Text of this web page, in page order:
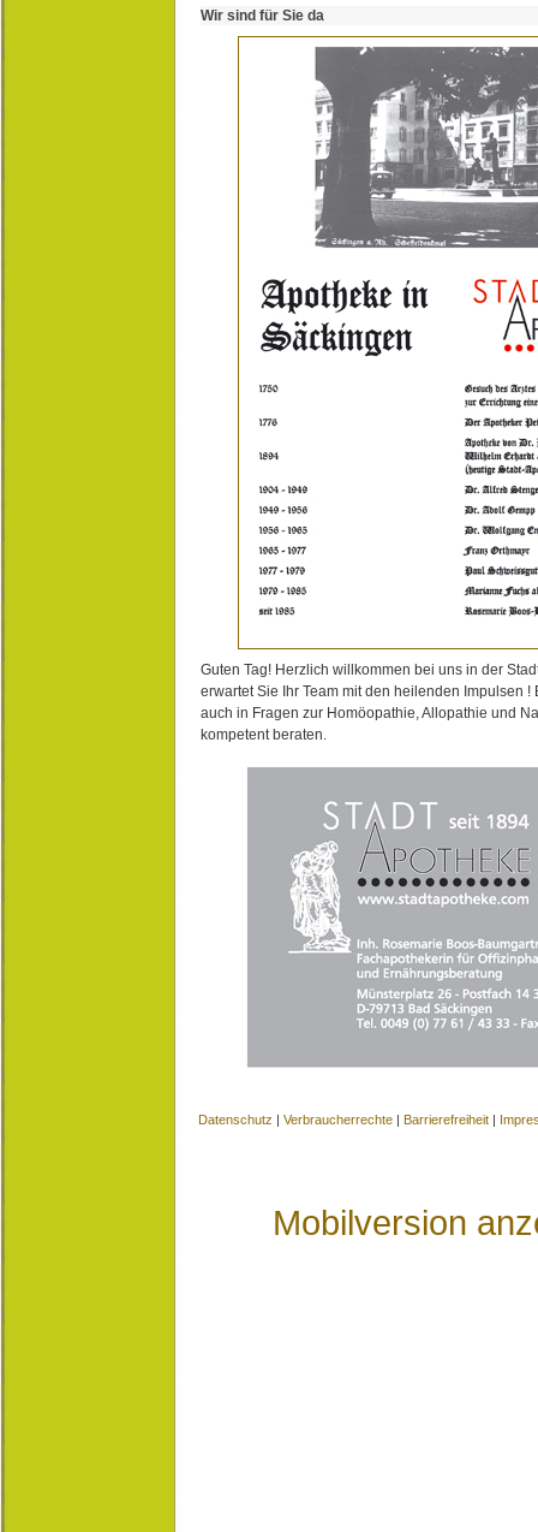
Wir sind für Sie da
Guten Tag! Herzlich willkommen bei uns in der
erwartet Sie Ihr Team mit den heilenden Impulsen !
auch in Fragen zur Homöopathie, Allopathie und
kompetent beraten.
Datenschutz | Verbraucherrechte | Barrierefreiheit |
Mobilversion